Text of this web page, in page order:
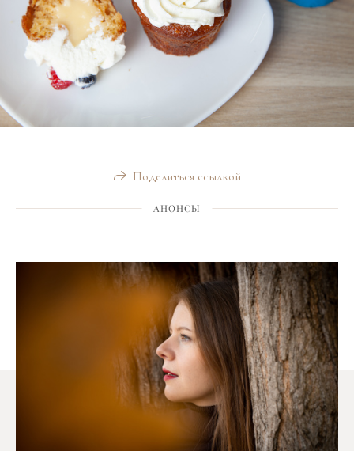
Поделиться ссылкой
АНОНСЫ